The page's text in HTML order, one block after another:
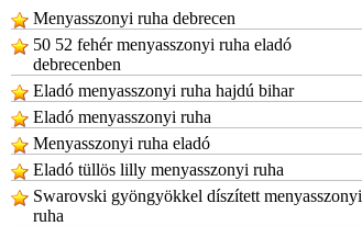
Menyasszonyi ruha debrecen
50 52 fehér menyasszonyi ruha eladó
debrecenben
Eladó menyasszonyi ruha hajdú bihar
Eladó menyasszonyi ruha
Menyasszonyi ruha eladó
Eladó tüllös lilly menyasszonyi ruha
Swarovski gyöngyökkel díszített menyasszonyi
ruha